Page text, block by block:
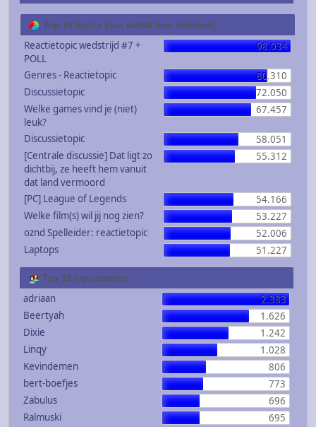
Top 10 topics (qua aantal keer bekeken)
Reactietopic wedstrijd #7 +
POLL
98.034
Genres - Reactietopic
80.310
Discussietopic
72.050
Welke games vind je (niet)
leuk?
67.457
Discussietopic
58.051
[Centrale discussie] Dat ligt zo
dichtbij, ze heeft hem vanuit
dat land vermoord
55.312
[PC] League of Legends
54.166
Welke film(s) wil jij nog zien?
53.227
oznd Spelleider: reactietopic
52.006
Laptops
51.227
Top 10 topicstarters
adriaan
2.383
Beertyah
1.626
Dixie
1.242
Linqy
1.028
Kevindemen
806
bert-boefjes
773
Zabulus
696
Ralmuski
695